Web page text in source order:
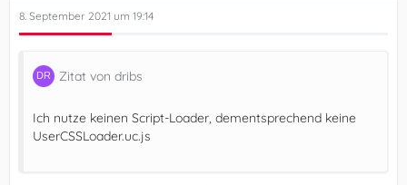
8. September 2021 um 19:14
Zitat von dribs
Ich nutze keinen Script-Loader, dementsprechend keine
UserCSSLoader.uc.js